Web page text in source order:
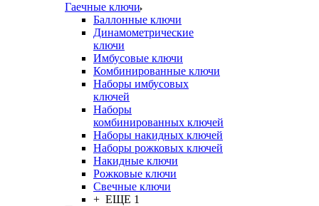
Гаечные ключи
Баллонные ключи
Динамометрические
ключи
Имбусовые ключи
Комбинированные ключи
Наборы имбусовых
ключей
Наборы
комбинированных ключей
Наборы накидных ключей
Наборы рожковых ключей
Накидные ключи
Рожковые ключи
Свечные ключи
+ ЕЩЕ 1